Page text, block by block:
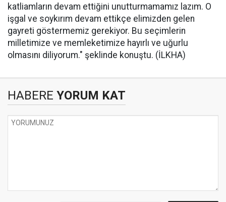
katliamların devam ettiğini unutturmamamız lazım. O
işgal ve soykırım devam ettikçe elimizden gelen
gayreti göstermemiz gerekiyor. Bu seçimlerin
milletimize ve memleketimize hayırlı ve uğurlu
olmasını diliyorum." şeklinde konuştu. (İLKHA)
HABERE YORUM KAT